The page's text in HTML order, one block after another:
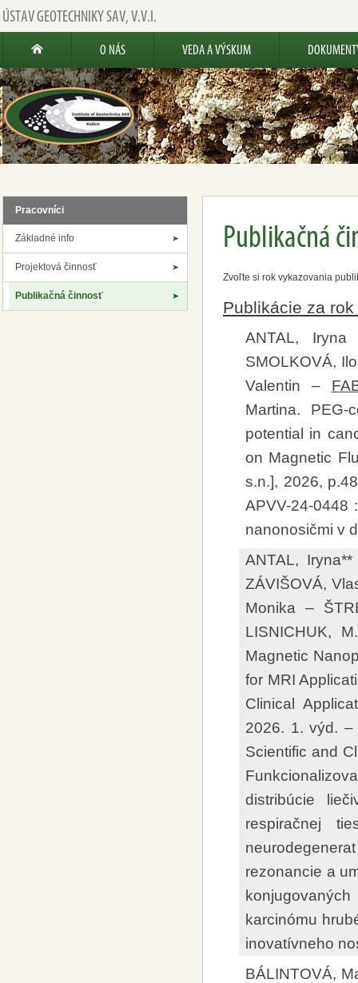
ÚSTAV GEOTECHNIKY SAV, V.V.I.
O NÁS VEDA A VÝSKUM
Pracovníci
Základné info
Projektová činnosť
Publikačná činnosť
Publikačná
Zvoľte si rok vykazovania
Publikácie za rok
ANTAL,
SMOLKOVÁ,
Valentin –
Martina. PEG-
potential in
on Magnetic
s.n.], 2026,
APVV-24-0448
nanonosičmi v
ANTAL,
ZÁVIŠOVÁ,
Monika –
LISNICHUK,
Magnetic
for MRI
Clinical
2026. 1. výd. –
Scientific and
distribúcie
respiračnej
rezonancie a
karcinómu
inovatívneho
BÁLINTOVÁ,